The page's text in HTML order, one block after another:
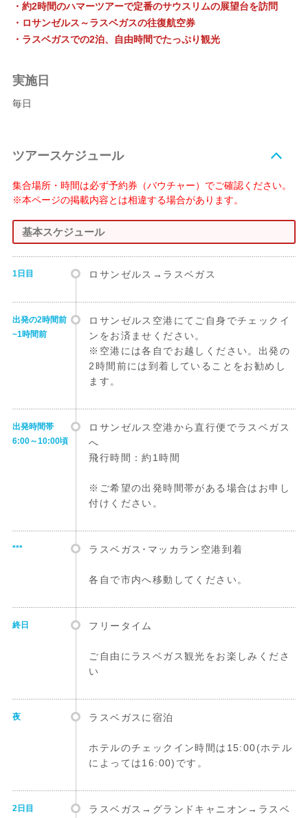
・約2時間のハマーツアーで定番のサウスリムの展望台を訪問
・ロサンゼルス～ラスベガスの往復航空券
・ラスベガスでの2泊、自由時間でたっぷり観光
実施日
毎日
ツアースケジュール
集合場所・時間は必ず予約券（バウチャー）でご確認ください。
※本ページの掲載内容とは相違する場合があります。
基本スケジュール
1日目 ロサンゼルス→ラスベガス
出発の2時間前
~1時間前
ロサンゼルス空港にてご自身でチェックイ
ンをお済ませください。
※空港には各自でお越しください。出発の
2時間前には到着していることをお勧めし
ます。
出発時間帯
6:00～10:00頃
ロサンゼルス空港から直行便でラスベガス
へ
飛行時間：約1時間
※ご希望の出発時間帯がある場合はお申し
付けください。
*** ラスベガス･マッカラン空港到着
各自で市内へ移動してください。
終日 フリータイム
ご自由にラスベガス観光をお楽しみくださ
い
夜 ラスベガスに宿泊
ホテルのチェックイン時間は15:00(ホテル
によっては16:00)です。
2日目
ラスベガス→グランドキャニオン→ラスベ